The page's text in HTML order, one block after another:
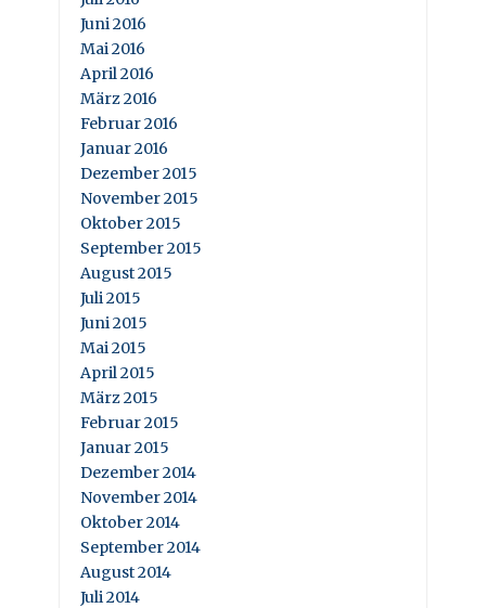
Juni 2016
Mai 2016
April 2016
März 2016
Februar 2016
Januar 2016
Dezember 2015
November 2015
Oktober 2015
September 2015
August 2015
Juli 2015
Juni 2015
Mai 2015
April 2015
März 2015
Februar 2015
Januar 2015
Dezember 2014
November 2014
Oktober 2014
September 2014
August 2014
Juli 2014